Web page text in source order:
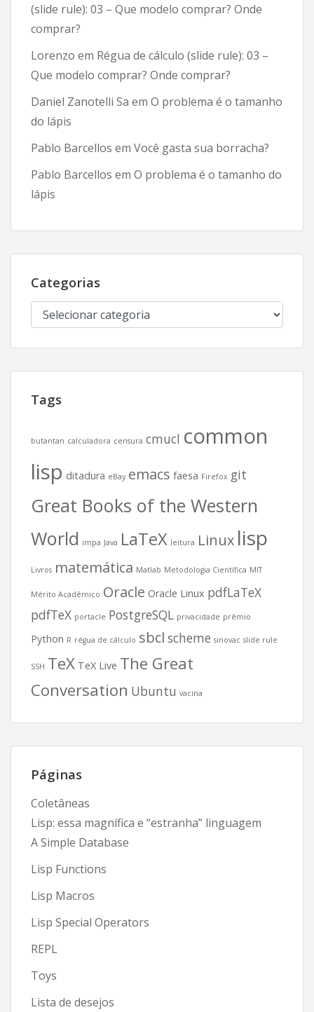
(slide rule): 03 – Que modelo comprar? Onde
comprar?
Lorenzo em Régua de cálculo (slide rule): 03 –
Que modelo comprar? Onde comprar?
Daniel Zanotelli Sa em O problema é o tamanho
do lápis
Pablo Barcellos em Você gasta sua borracha?
Pablo Barcellos em O problema é o tamanho do
lápis
Categorias
Categorias
Tags
butantan calculadora censura cmucl common
lisp ditadura eBay emacs faesa Firefox git
Great Books of the Western
World impa Java LaTeX leitura Linux lisp
Livros matemática Matlab Metodologia Científica MIT
Mérito Acadêmico Oracle Oracle Linux pdfLaTeX
pdfTeX portacle PostgreSQL privacidade prêmio
Python R régua de cálculo sbcl scheme sinovac slide rule
SSH TeX TeX Live The Great
Conversation Ubuntu vacina
Páginas
Coletâneas
Lisp: essa magnífica e “estranha” linguagem
A Simple Database
Lisp Functions
Lisp Macros
Lisp Special Operators
REPL
Toys
Lista de desejos